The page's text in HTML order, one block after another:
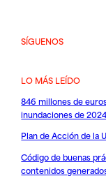
SÍGUENOS
LO MÁS LEÍDO
846 millones de
inundaciones de
Plan de Acción de la
Código de buenas
contenidos